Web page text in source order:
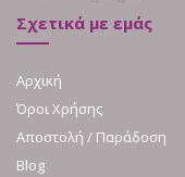
Σχετικά με εμάς
Αρχική
Όροι Χρήσης
Αποστολή / Παράδοση
Blog